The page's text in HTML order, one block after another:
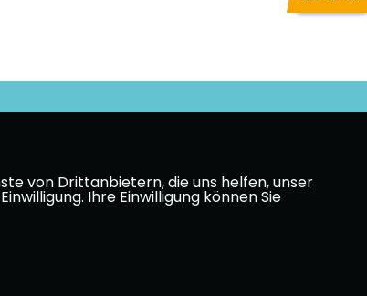
von Drittanbietern, die uns helfen, unser
Ihre Einwilligung können Sie